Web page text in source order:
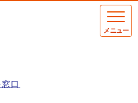
メニュー
口